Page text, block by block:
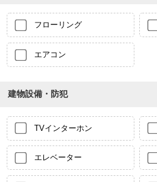
フローリング
エアコン
建物設備・防犯
TVインターホン
エレベーター